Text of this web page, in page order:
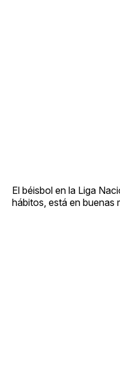
El béisbol en la Liga
hábitos, está en buenas